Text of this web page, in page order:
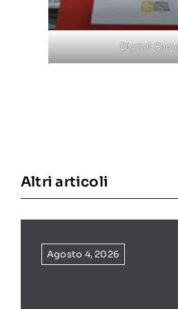
Digital
Altri articoli
Agosto 4, 2026